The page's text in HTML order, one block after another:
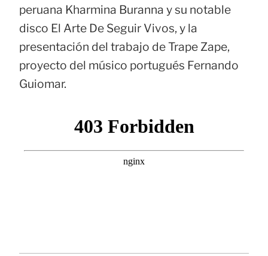
peruana Kharmina Buranna y su notable
disco El Arte De Seguir Vivos, y la
presentación del trabajo de Trape Zape,
proyecto del músico portugués Fernando
Guiomar.